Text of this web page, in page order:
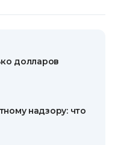
долларов
надзору: что